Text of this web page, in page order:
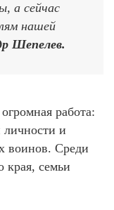
а сейчас
нашей
Шепелев.
работа:
личности и
воинов. Среди
края, семьи